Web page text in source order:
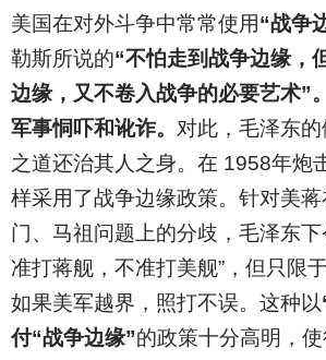
美国在对外斗争中常常使用“战争
勒斯所说的“不怕走到战争边缘，
边缘，又不卷入战争的必要艺术”。
军事恫吓和讹诈。 对此，毛泽东
之道还治其人之身。在 1958年炮
样采用了战争边缘政策。针对美
门、马祖问题上的分歧，毛泽东下
准打蒋舰，不准打美舰”，但只限
如果美军越界，照打不误。这种以
付“战争边缘”的政策十分高明，